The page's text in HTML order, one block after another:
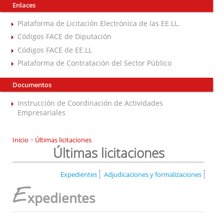
Enlaces
Plataforma de Licitación Electrónica de las EE.LL.
Códigos FACE de Diputación
Códigos FACE de EE.LL
Plataforma de Contratación del Sector Público
Documentos
Instrucción de Coordinación de Actividades
Empresariales
Inicio > Últimas licitaciones
Últimas licitaciones
Expedientes Adjudicaciones y formalizaciones
Expedientes